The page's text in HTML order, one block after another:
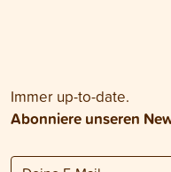
Immer up-to-date.
Abonniere unseren